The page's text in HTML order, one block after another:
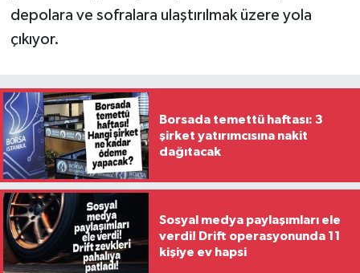
depolara ve sofralara ulaştırılmak üzere yola
çıkıyor.
Borsada temettü haftası: 3
şirket yatırımcısına nakit
dağıtacak
Sosyal medya paylaşımları ele
verdi! Drift operasyonunda 11
kişiye ev hapsi